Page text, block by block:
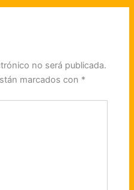
no será publicada.
marcados con *